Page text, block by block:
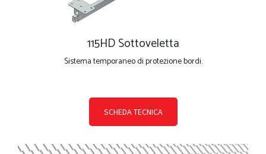
115HD Sottoveletta
Sistema temporaneo di protezione bordi.
SCHEDA TECNICA